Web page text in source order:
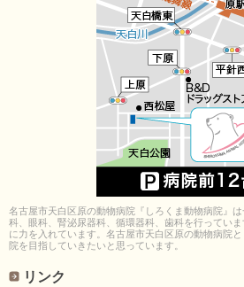
名古屋市天白区原の動物病院『しろくま動物病院』
科、眼科、腎泌尿器科、循環器科、歯科を行ってい
に力を入れています。名古屋市天白区原の動物病院
院を目指していきたいと思っています。
リンク